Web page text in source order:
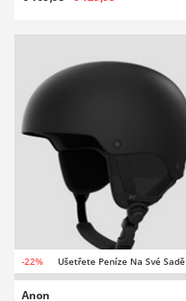
-22% Ušetřete Peníze Na Své Sadě
Anon